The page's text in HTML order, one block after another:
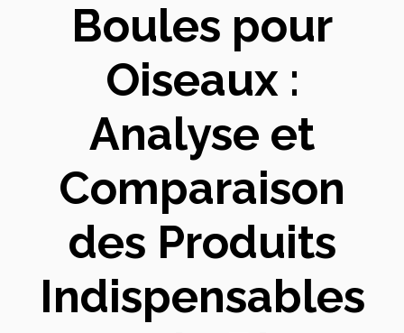
Boules pour
Oiseaux :
Analyse et
Comparaison
des Produits
Indispensables